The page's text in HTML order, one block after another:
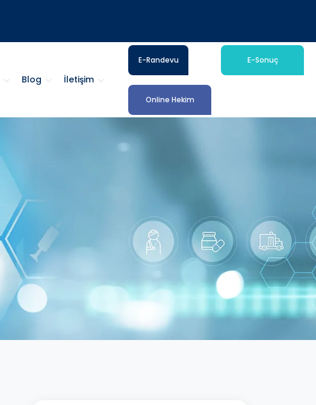
Blog İletişim
E-Randevu E-Sonuç
Online Hekim